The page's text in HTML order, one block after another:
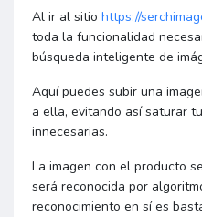
Al ir al sitio https://
toda la funcionalidad
búsqueda inteligente de
Aquí puedes subir una
a ella, evitando así saturar
innecesarias.
La imagen con el producto
será reconocida por
reconocimiento en sí es